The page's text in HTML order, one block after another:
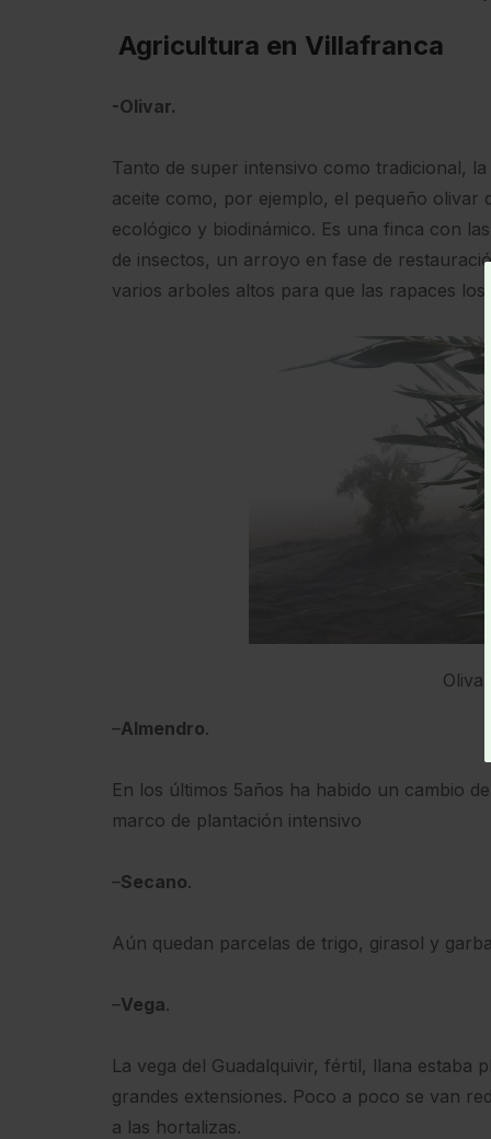
Agricultura en Villafranca
-Olivar.
Tanto de super intensivo como tradicional,
aceite como, por ejemplo, el pequeño olivar
ecológico y biodinámico. Es una finca con
de insectos, un arroyo en fase de
varios arboles altos para que las rapaces
–Almendro.
En los últimos 5años ha habido un cambio
marco de plantación intensivo
–Secano.
Aún quedan parcelas de trigo, girasol y
–Vega.
La vega del Guadalquivir, fértil, llana estaba
grandes extensiones. Poco a poco se van
a las hortalizas.